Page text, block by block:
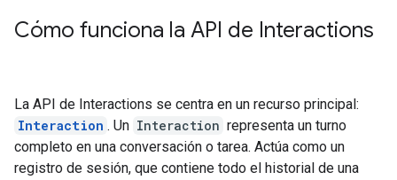
Cómo funciona la API de Interactions
La API de Interactions se centra en un recurso principal:
Interaction . Un Interaction representa un turno
completo en una conversación o tarea. Actúa como un
registro de sesión, que contiene todo el historial de una